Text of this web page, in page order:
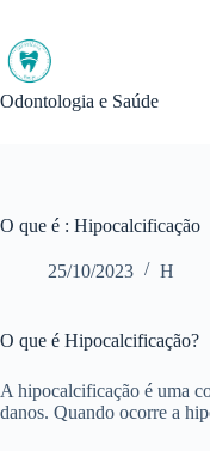
conteúdo
Odontologia e Saúde
O que é : Hipocalcificação
25/10/2023 H
O que é Hipocalcificação?
A hipocalcificação é uma
danos. Quando ocorre a